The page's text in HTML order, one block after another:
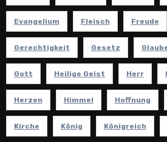
Evangelium Fleisch Freude
Gerechtigkeit Gesetz
Gott Heilige Geist Herr
Herzen Himmel Hoffnung
Kirche König Königreich